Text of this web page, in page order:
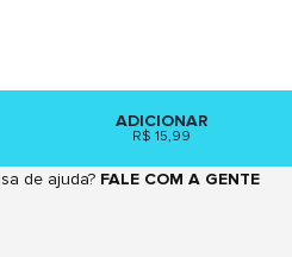
ADICIONAR
R$ 15,99
de ajuda? FALE COM A GENTE